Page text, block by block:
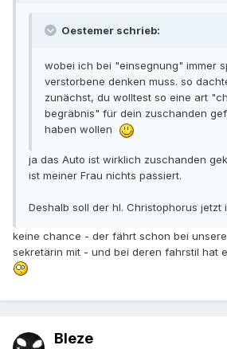
Oestemer schrieb:
wobei ich bei "einsegnung" immer
verstorbene denken muss. so
zunächst, du wolltest so eine art
begräbnis" für dein zuschanden
haben wollen
ja das Auto ist wirklich zuschanden
ist meiner Frau nichts passiert.
Deshalb soll der hl. Christophorus jetzt
keine chance - der fährt schon bei
sekretärin mit - und bei deren fahrstil hat
Bleze